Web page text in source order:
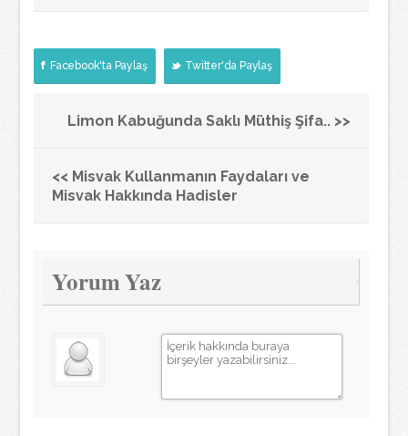
Facebook'ta Paylaş Twitter'da Paylaş
Limon Kabuğunda Saklı Müthiş Şifa.. >>
<< Misvak Kullanmanın Faydaları ve
Misvak Hakkında Hadisler
Yorum Yaz